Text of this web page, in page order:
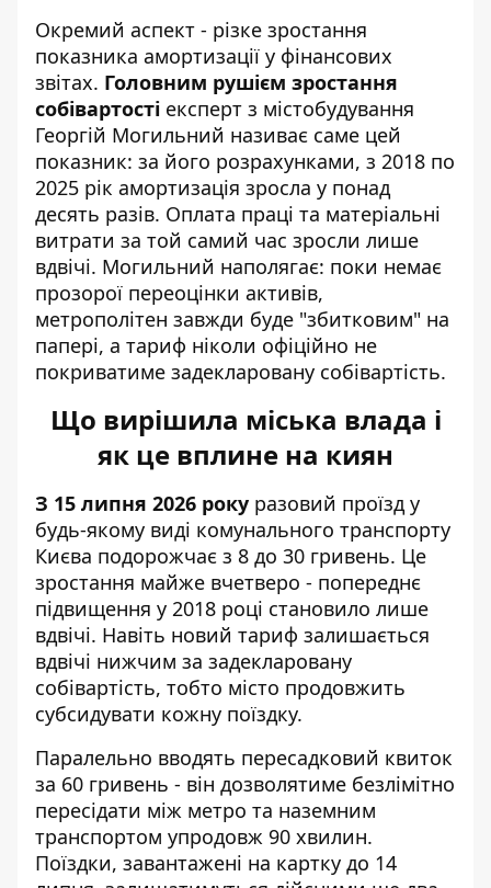
Окремий аспект - різке зростання
показника амортизації у фінансових
звітах. Головним рушієм зростання
собівартості експерт з містобудування
Георгій Могильний називає саме цей
показник: за його розрахунками, з 2018 по
2025 рік амортизація зросла у понад
десять разів. Оплата праці та матеріальні
витрати за той самий час зросли лише
вдвічі. Могильний наполягає: поки немає
прозорої переоцінки активів,
метрополітен завжди буде "збитковим" на
папері, а тариф ніколи офіційно не
покриватиме задекларовану собівартість.
Що вирішила міська влада і
як це вплине на киян
З 15 липня 2026 року разовий проїзд у
будь-якому виді комунального транспорту
Києва подорожчає з 8 до 30 гривень. Це
зростання майже вчетверо - попереднє
підвищення у 2018 році становило лише
вдвічі. Навіть новий тариф залишається
вдвічі нижчим за задекларовану
собівартість, тобто місто продовжить
субсидувати кожну поїздку.
Паралельно вводять пересадковий квиток
за 60 гривень - він дозволятиме безлімітно
пересідати між метро та наземним
транспортом упродовж 90 хвилин.
Поїздки, завантажені на картку до 14